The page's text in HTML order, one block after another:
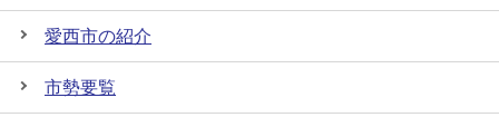
愛西市の紹介
市勢要覧